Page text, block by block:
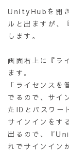
UnityHubを開
ルと出ますが、
します。
画面右上に『ラ
ます。
「ライセンスを
でるので、サイ
たIDとパスワー
サインインをす
出るので、『
れでサインイン